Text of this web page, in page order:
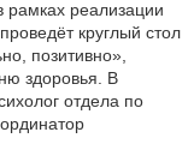
реализации
круглый стол
позитивно»,
здоровья. В
отдела по